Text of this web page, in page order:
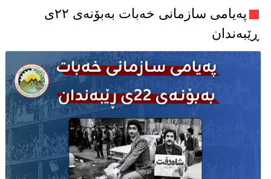
پەیامی سازمانی خەبات بەبۆنەی ۲۲ی
ڕێبەندان